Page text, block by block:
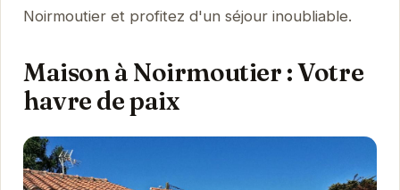
Noirmoutier et profitez d'un séjour inoubliable.
Maison à Noirmoutier : Votre
havre de paix